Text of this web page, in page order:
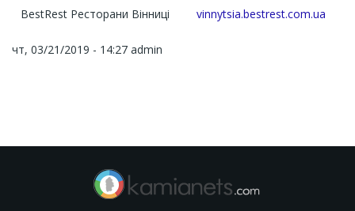
BestRest Ресторани Вінниці vinnytsia.bestrest.com.ua
чт, 03/21/2019 - 14:27 admin